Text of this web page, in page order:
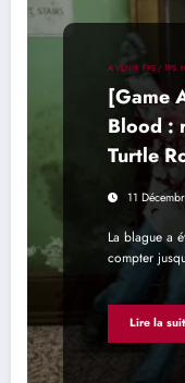
A VENIR FPS / TPS
[Game
Blood :
Turtle
11
La blague a
compter
Lire la